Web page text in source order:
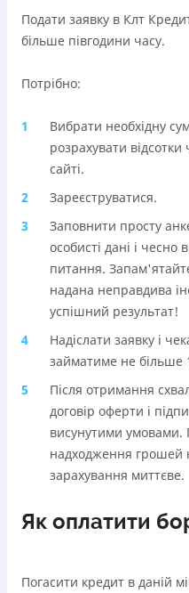
Подати заявку в Клт
більше півгодини часу.
Потрібно:
Вибрати необхідну
розрахувати
сайті.
Зареєструватися.
Заповнити просту
особисті дані і чесно
питання.
надана неправдива
успішний результат!
Надіслати заявку і
займатиме не більше
Після отримання
договір оферти і
висунутими умовами.
надходження грошей
зарахування миттєве.
Як оплатити
Погасити кредит в даній